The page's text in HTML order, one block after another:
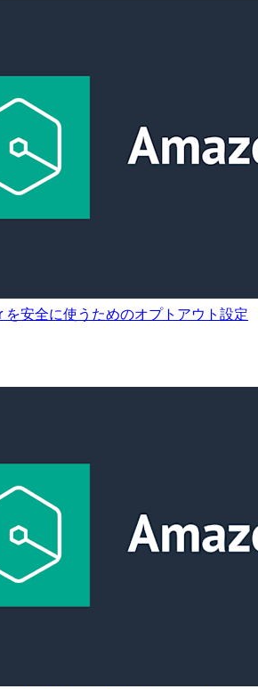
安全に使うためのオプトアウト設定